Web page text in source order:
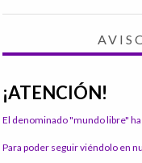
¡ATENCIÓN!
El denominado "mundo libre" ha
Para poder seguir viéndolo en